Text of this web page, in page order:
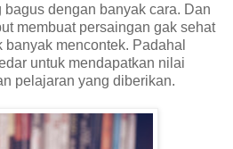
dengan banyak cara. Dan
membuat persaingan gak sehat
mencontek. Padahal
untuk mendapatkan nilai
pelajaran yang diberikan.